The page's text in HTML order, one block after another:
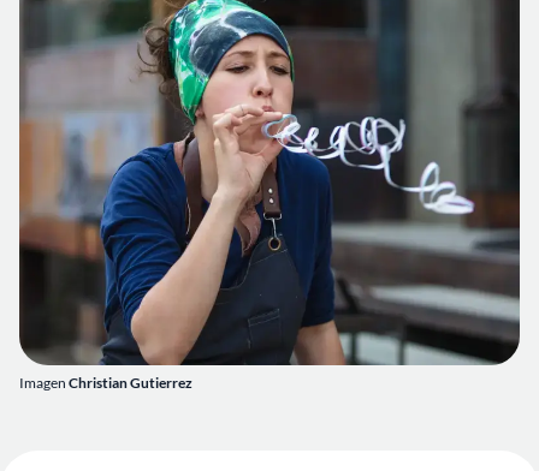
Imagen Christian Gutierrez